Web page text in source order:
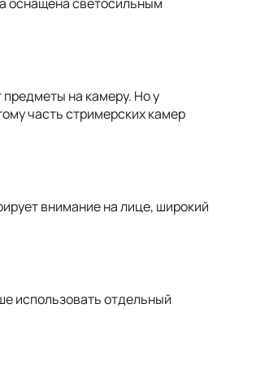
на камеру. Но у
часть стримерских камер
внимание на лице, широкий
использовать отдельный